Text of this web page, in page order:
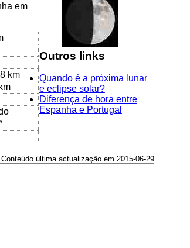
em
km
Outros links
Quando é a próxima lunar
e eclipse solar?
Diferença de hora entre
Espanha e Portugal
Conteúdo última actualização em 2015-06-29